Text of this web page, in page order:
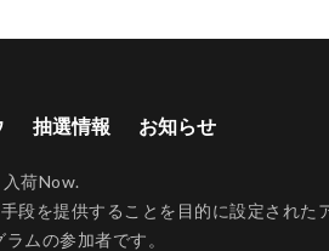
抽選情報 お知らせ
荷Now.
を提供することを目的に設定された
ムの参加者です。